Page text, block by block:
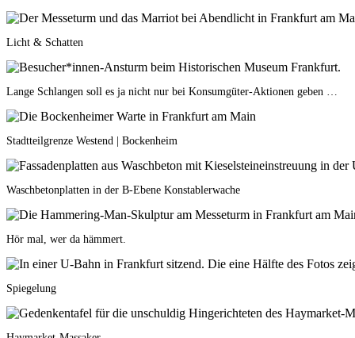
Licht & Schatten
Lange Schlangen soll es ja nicht nur bei Konsumgüter-Aktionen geben …
Stadtteilgrenze Westend | Bockenheim
Waschbetonplatten in der B-Ebene Konstablerwache
Hör mal, wer da hämmert.
Spiegelung